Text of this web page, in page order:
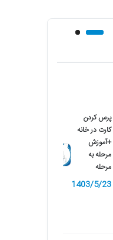
پرس کردن
کارت در خانه
+آموزش
مرحله به
مرحله
1403/5/23